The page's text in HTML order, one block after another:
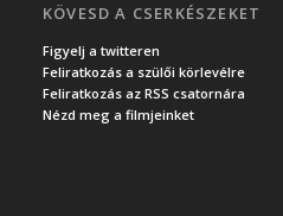
KÖVESD A CSERKÉSZEKET
Figyelj a twitteren
Feliratkozás a szülői körlevélre
Feliratkozás az RSS csatornára
Nézd meg a filmjeinket